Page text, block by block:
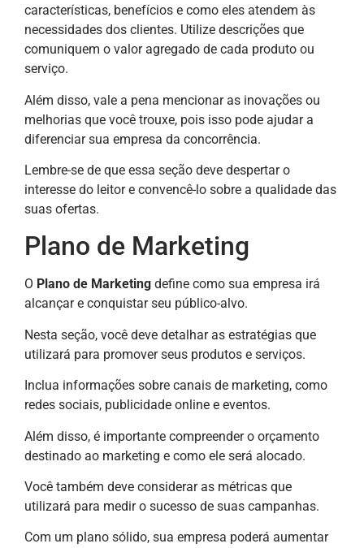
características, benefícios e como eles atendem às
necessidades dos clientes. Utilize descrições que
comuniquem o valor agregado de cada produto ou
serviço.
Além disso, vale a pena mencionar as inovações ou
melhorias que você trouxe, pois isso pode ajudar a
diferenciar sua empresa da concorrência.
Lembre-se de que essa seção deve despertar o
interesse do leitor e convencê-lo sobre a qualidade das
suas ofertas.
Plano de Marketing
O Plano de Marketing define como sua empresa irá
alcançar e conquistar seu público-alvo.
Nesta seção, você deve detalhar as estratégias que
utilizará para promover seus produtos e serviços.
Inclua informações sobre canais de marketing, como
redes sociais, publicidade online e eventos.
Além disso, é importante compreender o orçamento
destinado ao marketing e como ele será alocado.
Você também deve considerar as métricas que
utilizará para medir o sucesso de suas campanhas.
Com um plano sólido, sua empresa poderá aumentar